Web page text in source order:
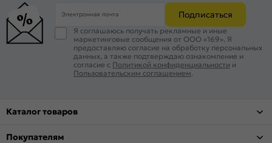
Электронная почта Подписаться
Я соглашаюсь получать рекламные и иные
маркетинговые сообщения от ООО «169». Я
предоставляю согласие на обработку персональных
данных, а также подтверждаю ознакомление и
согласие с Политикой конфиденциальности и
Пользовательским соглашением
Каталог товаров
Покупателям